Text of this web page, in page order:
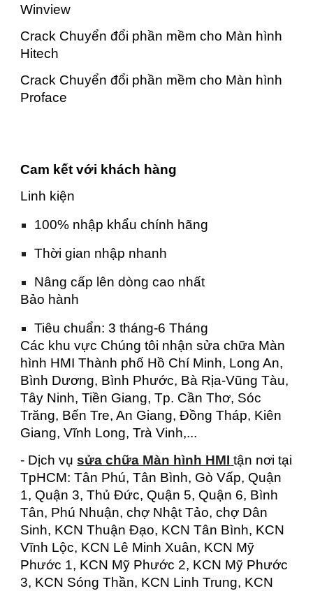
Winview
Crack Chuyển đổi phần mềm cho Màn hình
Hitech
Crack Chuyển đổi phần mềm cho Màn hình
Proface
Cam kết với khách hàng
Linh kiện
100% nhập khẩu chính hãng
Thời gian nhập nhanh
Nâng cấp lên dòng cao nhất
Bảo hành
Tiêu chuẩn: 3 tháng-6 Tháng
Các khu vực Chúng tôi nhận sửa chữa Màn
hình HMI Thành phố Hồ Chí Minh, Long An,
Bình Dương, Bình Phước, Bà Rịa-Vũng Tàu,
Tây Ninh, Tiền Giang, Tp. Cần Thơ, Sóc
Trăng, Bến Tre, An Giang, Đồng Tháp, Kiên
Giang, Vĩnh Long, Trà Vinh,...
- Dịch vụsửa chữa Màn hình HMI tận nơi tại
TpHCM: Tân Phú, Tân Bình, Gò Vấp, Quận
1, Quận 3, Thủ Đức, Quận 5, Quận 6, Bình
Tân, Phú Nhuận, chợ Nhật Tảo, chợ Dân
Sinh, KCN Thuận Đạo, KCN Tân Bình, KCN
Vĩnh Lộc, KCN Lê Minh Xuân, KCN Mỹ
Phước 1, KCN Mỹ Phước 2, KCN Mỹ Phước
3, KCN Sóng Thần, KCN Linh Trung, KCN